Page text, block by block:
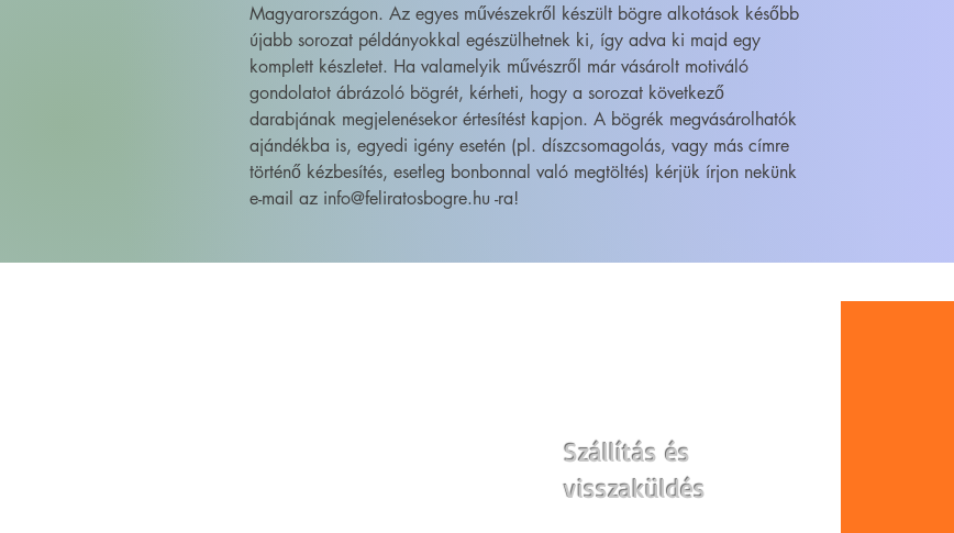
Magyarországon. Az egyes művészekről készült bögre alkotások később
újabb sorozat példányokkal egészülhetnek ki, így adva ki majd egy
komplett készletet. Ha valamelyik művészről már vásárolt motiváló
gondolatot ábrázoló bögrét, kérheti, hogy a sorozat következő
darabjának megjelenésekor értesítést kapjon. A bögrék megvásárolhatók
ajándékba is, egyedi igény esetén (pl. díszcsomagolás, vagy más címre
történő kézbesítés, esetleg bonbonnal való megtöltés) kérjük írjon nekünk
e-mail az info@feliratosbogre.hu -ra!
Szállítás és
visszaküldés